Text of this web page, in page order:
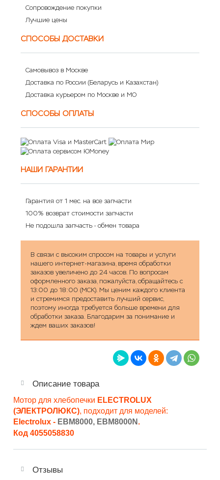
Сопровождение покупки
Лучшие цены
СПОСОБЫ ДОСТАВКИ
Самовывоз в Москве
Доставка по России (Беларусь и Казахстан)
Доставка курьером по Москве и МО
СПОСОБЫ ОПЛАТЫ
НАШИ ГАРАНТИИ
Гарантия от 1 мес. на все запчасти
100% возврат стоимости запчасти
Не подошла запчасть - обмен товара
В связи с высоким спросом на товары и услуги
нашего интернет-магазина, время обработки
заказов увеличено до 24 часов. По вопросам
оформленного заказа, пожалуйста, обращайтесь с
13:00 до 18:00 (МСК). Мы ценим каждого клиента
и стремимся предоставить лучший сервис,
поэтому иногда требуется больше времени для
обработки заказа. Благодарим за понимание и
ждем ваших заказов!
Описание товара
Мотор для хлебопечки ELECTROLUX
(ЭЛЕКТРОЛЮКС), подходит для моделей:
Electrolux - EBM8000, EBM8000N .
Код 4055058830
Отзывы